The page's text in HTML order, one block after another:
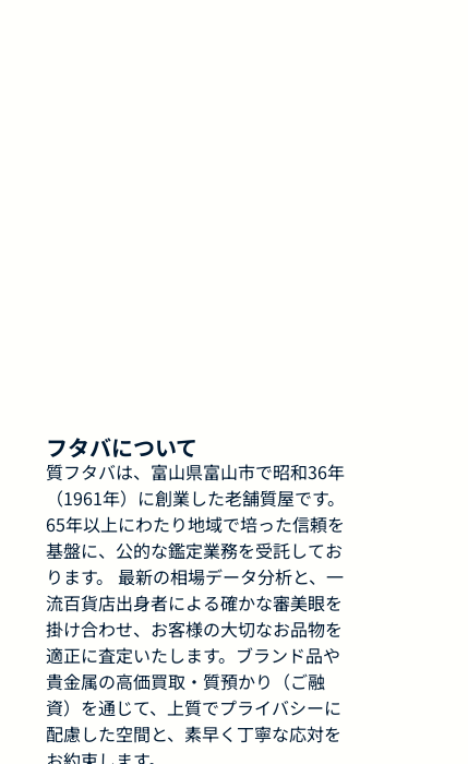
フタバについて
質フタバは、富山県富山市で昭和36年
（1961年）に創業した老舗質屋です。
65年以上にわたり地域で培った信頼を
基盤に、公的な鑑定業務を受託してお
ります。 最新の相場データ分析と、一
流百貨店出身者による確かな審美眼を
掛け合わせ、お客様の大切なお品物を
適正に査定いたします。ブランド品や
貴金属の高価買取・質預かり（ご融
資）を通じて、上質でプライバシーに
配慮した空間と、素早く丁寧な応対を